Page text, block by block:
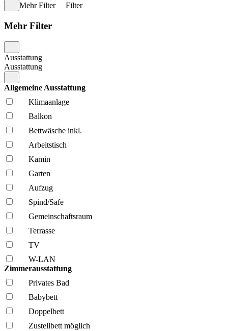
Mehr Filter
Filter
Mehr Filter
Ausstattung
Ausstattung
Allgemeine Ausstattung
Klima­anlage
Balkon
Bettwäsche inkl.
Arbeitstisch
Kamin
Garten
Aufzug
Spind/Safe
Gemeinschafts­raum
Terrasse
TV
W-LAN
Zimmerausstattung
Privates Bad
Babybett
Doppelbett
Zustellbett möglich